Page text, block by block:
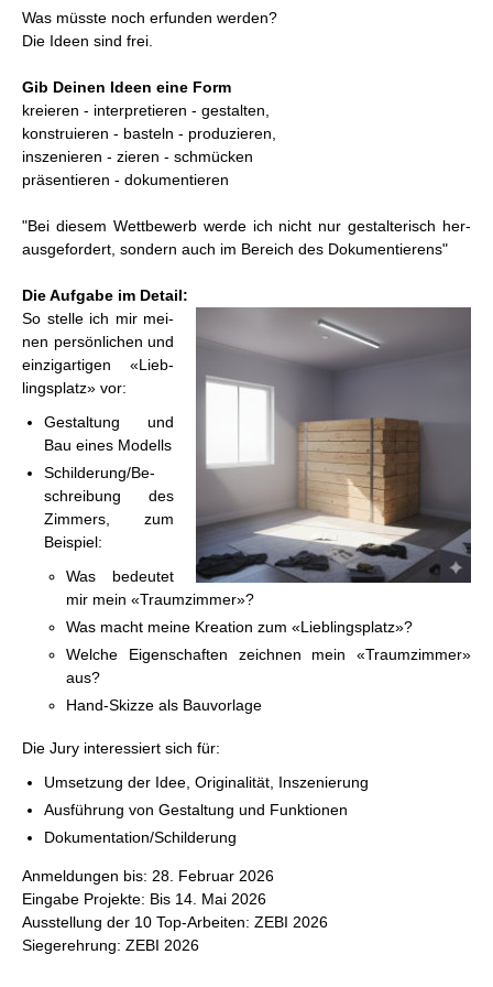
Was müss­te noch er­fun­den wer­den?
Die Ideen sind frei.
Gib Dei­nen Ideen eine Form
kre­ieren - in­ter­pre­tie­ren - ge­stal­ten,
kon­stru­ie­ren - bas­teln - pro­du­zie­ren,
in­sze­nie­ren - zie­ren - schmü­cken
prä­sen­tie­ren - do­ku­men­tie­ren
"Bei die­sem Wett­be­werb werde ich nicht nur ge­stal­te­risch her­
aus­ge­for­dert, son­dern auch im Be­reich des Do­ku­men­tie­rens"
Die Auf­ga­be im De­tail:
So stel­le ich mir mei­
nen per­sön­li­chen und
ein­zig­ar­ti­gen «Lieb­
lings­platz» vor:
Ge­stal­tung und
Bau eines Mo­dells
Schil­de­rung/Be­
schrei­bung des
Zim­mers, zum
Bei­spiel:
Was be­deu­tet
mir mein «Traum­zim­mer»?
Was macht meine Krea­ti­on zum «Lieb­lings­platz»?
Wel­che Ei­gen­schaf­ten zeich­nen mein «Traum­zim­mer»
aus?
Hand-Skiz­ze als Bau­vor­la­ge
Die Jury in­ter­es­siert sich für:
Um­set­zung der Idee, Ori­gi­na­li­tät, In­sze­nie­rung
Aus­füh­rung von Ge­stal­tung und Funk­tio­nen
Do­ku­men­ta­ti­on/Schil­de­rung
An­mel­dun­gen bis: 28. Fe­bru­ar 2026
Ein­ga­be Pro­jek­te: Bis 14. Mai 2026
Aus­stel­lung der 10 Top-Ar­bei­ten: ZEBI 2026
Sie­ger­eh­rung: ZEBI 2026